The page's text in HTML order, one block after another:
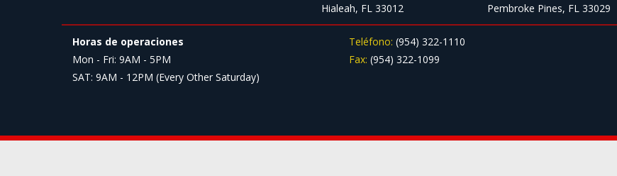
Hialeah, FL 33012
Pembroke Pines, FL 33029
Horas de operaciones
Mon - Fri: 9AM - 5PM
SAT: 9AM - 12PM (Every Other Saturday)
Teléfono: (954) 322-1110
Fax: (954) 322-1099